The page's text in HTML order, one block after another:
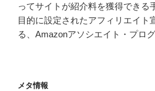
ってサイトが紹介料を獲得できる
目的に設定されたアフィリエイト
る、Amazonアソシエイト・プロ
メタ情報